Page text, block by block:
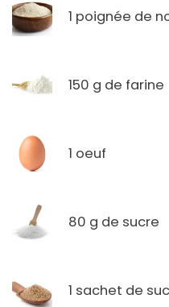
1 poignée de
150 g de farine
1 oeuf
80 g de sucre
1 sachet de